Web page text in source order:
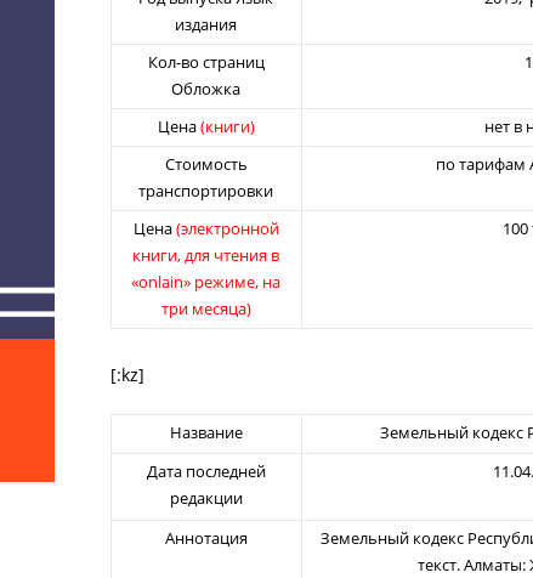
издания
Кол-во страниц
Обложка
Цена(книги)
нет в
Стоимость
транспортировки
по тарифам
Цена(электронной
книги, для чтения в
«onlain» режиме, на
три месяца)
100
[:kz]
Название
Земельный кодекс
Дата последней
редакции
Аннотация
Земельный кодекс
текст. Алматы: